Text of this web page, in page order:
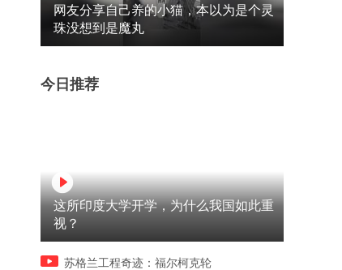
00:13
原来是喜欢胖的啊 原来是你小子害别人背的黑
网友分享自己养的小猫，本以为是个灵
珠没想到是魔丸
今日推荐
这所印度大学开学，为什么我国如此重
视？
苏格兰工程奇迹：福尔柯克轮